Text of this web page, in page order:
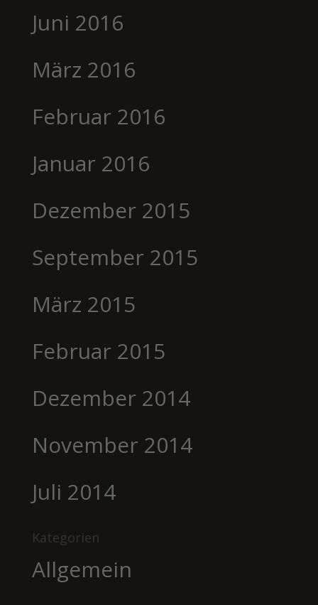
Juni 2016
März 2016
Februar 2016
Januar 2016
Dezember 2015
September 2015
März 2015
Februar 2015
Dezember 2014
November 2014
Juli 2014
Kategorien
Allgemein